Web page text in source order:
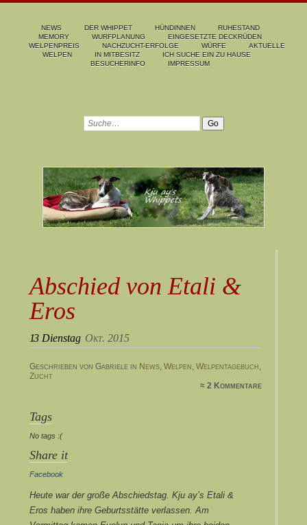
NEWS DER WHIPPET HÜNDINNEN
RUHESTAND
MEMORY
WURFPLANUNG
EINGESETZTE DECKRÜDEN
WELPENPREIS
NACHZUCHT-ERFOLGE WÜRFE
AKTUELLE
WELPEN
IN MITBESITZ
ICH SUCHE EIN ZU HAUSE
BESUCHERINFO
IMPRESSUM
Abschied von Etali &
Eros
13 Dienstag Okt. 2015
Geschrieben von Gabriele in News, Welpen, Welpentagebuch,
Zucht
≈ 2 Kommentare
Tags
No tags :(
Share it
Facebook
Heute war der große Abschiedstag. Kju ay’s Etali &
Eros haben ihre Geburtsstätte verlassen. Am